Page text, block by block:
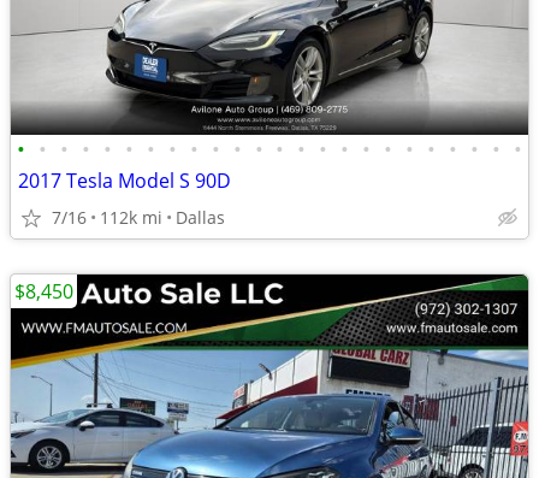
• • • • • • • • • • • • • • • • • • • • • • • •
2017 Tesla Model S 90D
7/16 112k mi Dallas
$8,450